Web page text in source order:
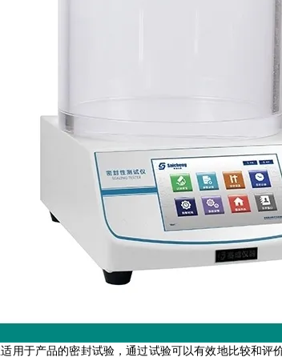
用于产品的密封试验，通过试验可以有效地比较和